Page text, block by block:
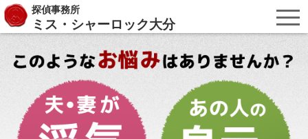
探偵事務所
ミス・シャーロック大分